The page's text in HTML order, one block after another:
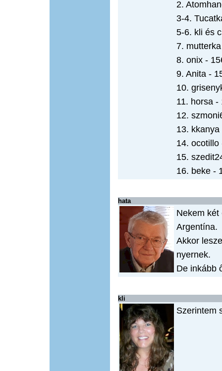
2.
3-4.
5-6. kli és
7.
8. onix -
9. Anita -
10.
11. horsa -
12.
13. kkanya
14. ocotillo
15.
16. beke -
hata
Nekem két
Argentína.
Akkor
nyernek.
De inkább
kli
Szerintem